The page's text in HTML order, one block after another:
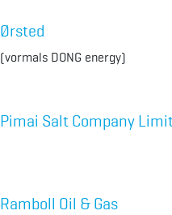
Ørsted
(vormals DONG energy)
Pimai Salt Company
Ramboll Oil & Gas